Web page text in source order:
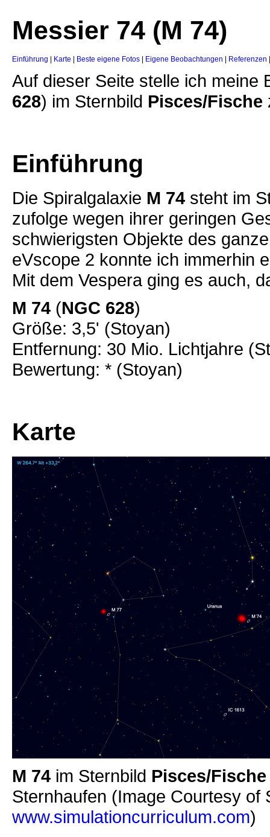
Messier 74 (M 74)
Einführung Karte Beste eigene Fotos Eigene Beobachtungen Referenzen
Auf dieser Seite stelle ich
628) im Sternbild Pisces/Fische
Einführung
Die Spiralgalaxie M 74 steht im
zufolge wegen ihrer geringen
schwierigsten Objekte des
eVscope 2 konnte ich immerhin
Mit dem Vespera ging es auch,
M 74 (NGC 628)
Größe: 3,5' (Stoyan)
Entfernung: 30 Mio. Lichtjahre
Bewertung: * (Stoyan)
Karte
M 74 im Sternbild Pisces/Fische
Sternhaufen (Image Courtesy of
www.simulationcurriculum.com)